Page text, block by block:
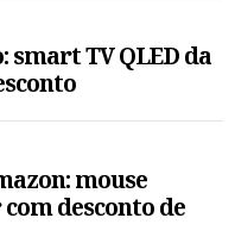
TV QLED da
mouse
desconto de